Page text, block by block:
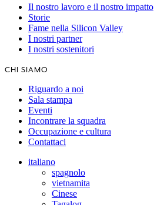
Il nostro lavoro e il nostro impatto
Storie
Fame nella Silicon Valley
I nostri partner
I nostri sostenitori
CHI SIAMO
Riguardo a noi
Sala stampa
Eventi
Incontrare la squadra
Occupazione e cultura
Contattaci
italiano
spagnolo
vietnamita
Cinese